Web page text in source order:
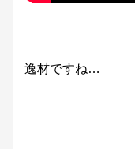
逸材ですね…